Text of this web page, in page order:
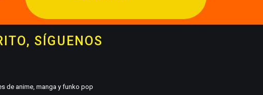
SÍGUENOS
de anime, manga y funko pop